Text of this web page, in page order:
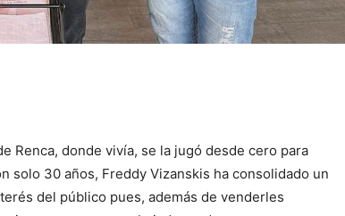
Renca, donde vivía, se la jugó desde cero para
solo 30 años, Freddy Vizanskis ha consolidado un
del público pues, además de venderles